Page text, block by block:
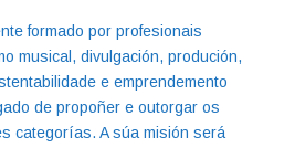
formado por profesionais
musical, divulgación, produción,
e emprendemento
de propoñer e outorgar os
categorías. A súa misión será